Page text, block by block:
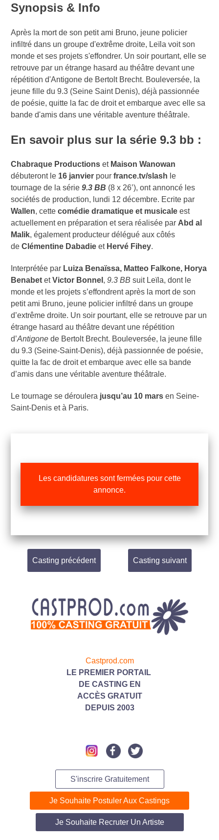
Synopsis & Info
Après la mort de son petit ami Bruno, jeune policier
infiltré dans un groupe d'extrême droite, Leïla voit son
monde et ses projets s'effondrer. Un soir pourtant, elle se
retrouve par un étrange hasard au théâtre devant une
répétition d'Antigone de Bertolt Brecht. Bouleversée, la
jeune fille du 9.3 (Seine Saint Denis), déjà passionnée
de poésie, quitte la fac de droit et embarque avec elle sa
bande d'amis dans une véritable aventure théâtrale.
En savoir plus sur la série 9.3 bb :
Chabraque Productions et Maison Wanowan
débuteront le 16 janvier pourfrance.tv/slash le
tournage de la série9.3 BB (8 x 26’), ont annoncé les
sociétés de production, lundi 12 décembre. Ecrite par
Wallen, cettecomédie dramatique et musicale est
actuellement en préparation et sera réalisée par Abd al
Malik, également producteur délégué aux côtés
deClémentine Dabadie et Hervé Fihey.
Interprétée par Luiza Benaïssa, Matteo Falkone, Horya
BenabetetVictor Bonnel ,9.3 BB suit Leïla, dont le
monde et les projets s’effondrent après la mort de son
petit ami Bruno, jeune policier infiltré dans un groupe
d’extrême droite. Un soir pourtant, elle se retrouve par un
étrange hasard au théâtre devant une répétition
d’Antigone de Bertolt Brecht. Bouleversée, la jeune fille
du 9.3 (Seine-Saint-Denis), déjà passionnée de poésie,
quitte la fac de droit et embarque avec elle sa bande
d’amis dans une véritable aventure théâtrale.
Le tournage se déroulera jusqu’au 10 mars en Seine-
Saint-Denis et à Paris.
Les candidatures sont fermées pour cette
annonce.
Casting précédent Casting suivant
Castprod.com
LE PREMIER PORTAIL
DE CASTING EN
ACC ÈS GRATUIT
DEPUIS 2003
S'inscrire Gratuitement
Je Souhaite Postuler Aux Castings
Je Souhaite Recruter Un Artiste